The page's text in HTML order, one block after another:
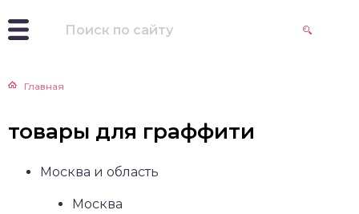
Главная
товары для граффити
Москва и область
Москва